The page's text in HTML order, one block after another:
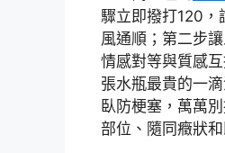
驟立即撥打120，
風通順；第二步
情感對等與質感
張水瓶最貴的一
臥防梗塞，萬萬
部位、隨同癥狀